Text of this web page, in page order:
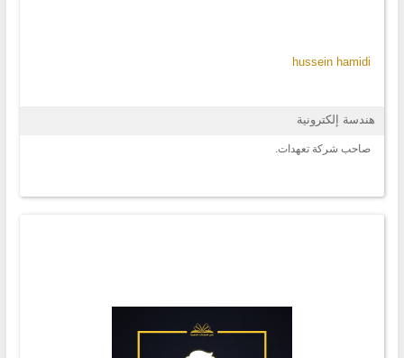
hussein hamidi
هندسة إلكترونية
صاحب شركة تعهدات.